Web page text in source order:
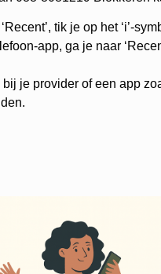
tik je op het ‘i’-
app, ga je naar
je provider of een app